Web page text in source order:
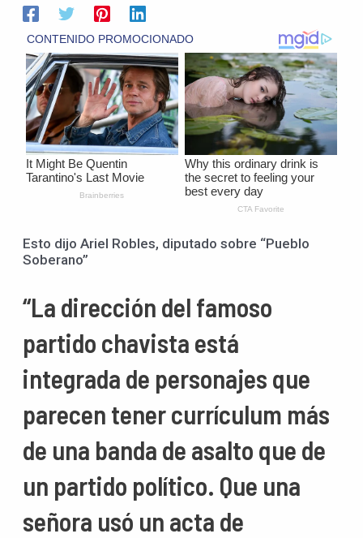
Esto dijo Ariel Robles, diputado sobre “Pueblo
Soberano”
“La dirección del famoso
partido chavista está
integrada de personajes que
parecen tener currículum más
de una banda de asalto que de
un partido político. Que una
señora usó un acta de